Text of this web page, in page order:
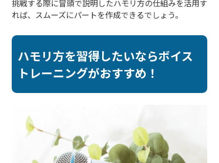
挑戦する際に冒頭で説明したハモリ方の仕組みを活用す
れば、スムーズにパートを作成できるでしょう。
ハモリ方を習得したいならボイス
トレーニングがおすすめ！